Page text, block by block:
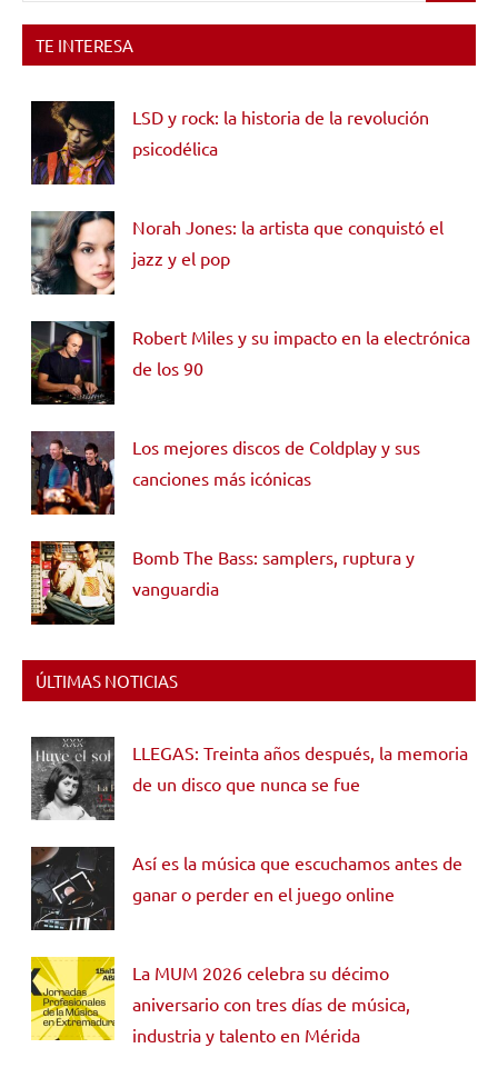
TE INTERESA
LSD y rock: la historia de la revolución
psicodélica
Norah Jones: la artista que conquistó el
jazz y el pop
Robert Miles y su impacto en la electrónica
de los 90
Los mejores discos de Coldplay y sus
canciones más icónicas
Bomb The Bass: samplers, ruptura y
vanguardia
ÚLTIMAS NOTICIAS
LLEGAS: Treinta años después, la memoria
de un disco que nunca se fue
Así es la música que escuchamos antes de
ganar o perder en el juego online
La MUM 2026 celebra su décimo
aniversario con tres días de música,
industria y talento en Mérida